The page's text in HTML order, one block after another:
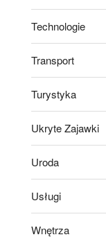
Technologie
Transport
Turystyka
Ukryte Zajawki
Uroda
Usługi
Wnętrza